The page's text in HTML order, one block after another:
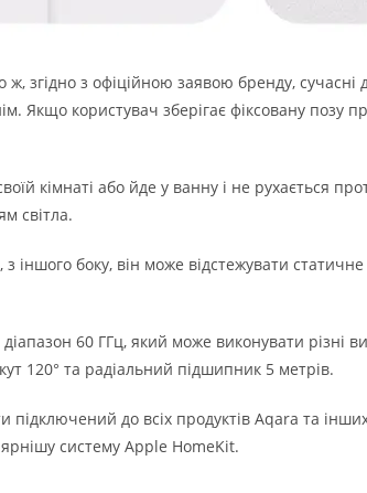
ж, згідно з офіційною заявою бренду,
Якщо користувач зберігає фіксовану позу
кімнаті або йде у ванну і не рухається
світла.
іншого боку, він може відстежувати
60 ГГц, який може виконувати різні
120° та радіальний підшипник 5 метрів.
до всіх продуктів Aqara та
систему Apple HomeKit.